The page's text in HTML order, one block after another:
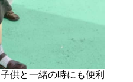
供と一緒の時にも便利